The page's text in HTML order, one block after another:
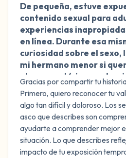
De pequeña, estuve
contenido sexual para
experiencias
en línea. Durante esa
curiosidad sobre el sexo,
mi hermano menor si
algo sexual (sin
Me siento muy culpable y
conmigo misma. ¿Era
sexual infantil normal o
infantil normal? ¿Es algo
Gracias por compartir tu
Primero, quiero reconocer tu
algo tan difícil y doloroso. Los
asco que describes son
ayudarte a comprender mejor
situación. Lo que describes
impacto de tu exposición